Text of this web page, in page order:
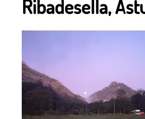
Ribadesella,